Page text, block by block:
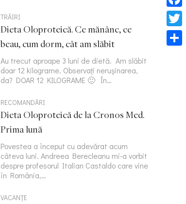
TRĂIRI
Dieta Oloproteică. Ce mănânc, ce
beau, cum dorm, cât am slăbit
Au trecut aproape 3 luni de dietă. Am slăbit
doar 12 kilograme. Observați nerușinarea,
da? DOAR 12 KILOGRAME 🙂 În…
RECOMANDĂRI
Dieta Oloproteică de la Cronos Med.
Prima lună
Povestea a început cu adevărat acum
câteva luni. Andreea Berecleanu mi-a vorbit
despre profesorul Italian Castaldo care vine
în România,…
VACANȚE